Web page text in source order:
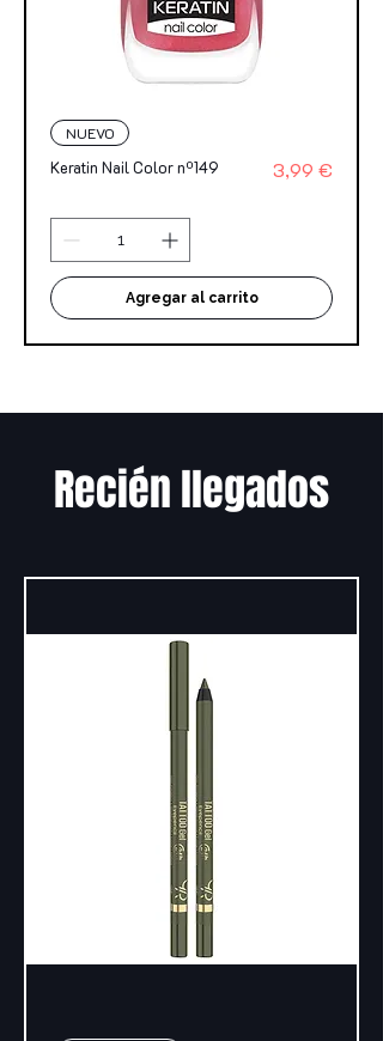
NUEVO
Keratin Nail Color nº149 Precio
3,99 €
Agregar al carrito
Recién llegados